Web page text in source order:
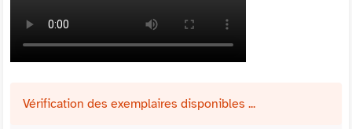
Vérification des exemplaires disponibles ...